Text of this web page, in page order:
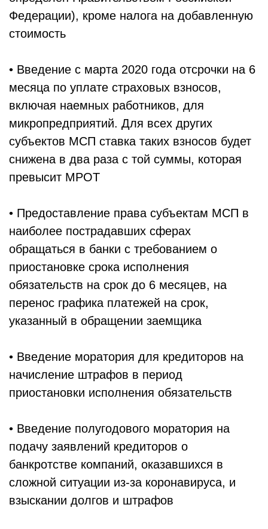
Федерации), кроме налога на добавленную
стоимость
• Введение с марта 2020 года отсрочки на 6
месяца по уплате страховых взносов,
включая наемных работников, для
микропредприятий. Для всех других
субъектов МСП ставка таких взносов будет
снижена в два раза с той суммы, которая
превысит МРОТ
• Предоставление права субъектам МСП в
наиболее пострадавших сферах
обращаться в банки с требованием о
приостановке срока исполнения
обязательств на срок до 6 месяцев, на
перенос графика платежей на срок,
указанный в обращении заемщика
• Введение моратория для кредиторов на
начисление штрафов в период
приостановки исполнения обязательств
• Введение полугодового моратория на
подачу заявлений кредиторов о
банкротстве компаний, оказавшихся в
сложной ситуации из-за коронавируса, и
взыскании долгов и штрафов